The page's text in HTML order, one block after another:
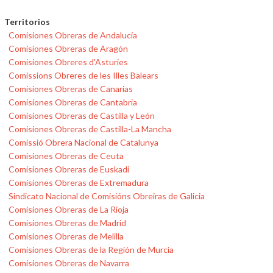
Territorios
Comisiones Obreras de Andalucía
Comisiones Obreras de Aragón
Comisiones Obreres d'Asturies
Comissions Obreres de les Illes Balears
Comisiones Obreras de Canarias
Comisiones Obreras de Cantabria
Comisiones Obreras de Castilla y León
Comisiones Obreras de Castilla-La Mancha
Comissió Obrera Nacional de Catalunya
Comisiones Obreras de Ceuta
Comisiones Obreras de Euskadi
Comisiones Obreras de Extremadura
Sindicato Nacional de Comisións Obreiras de Galicia
Comisiones Obreras de La Rioja
Comisiones Obreras de Madrid
Comisiones Obreras de Melilla
Comisiones Obreras de la Región de Murcia
Comisiones Obreras de Navarra